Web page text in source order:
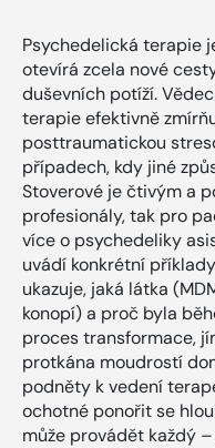
Psychedelická terapie
otevírá zcela nové
duševních potíží.
terapie efektivně
posttraumatickou
případech, kdy jiné
Stoverové je čtivým a
profesionály, tak pro
více o psychedeliky
uvádí konkrétní
ukazuje, jaká látka
konopí) a proč byla
proces transformace,
protkána moudrostí
podněty k vedení
ochotné ponořit se
může provádět každý